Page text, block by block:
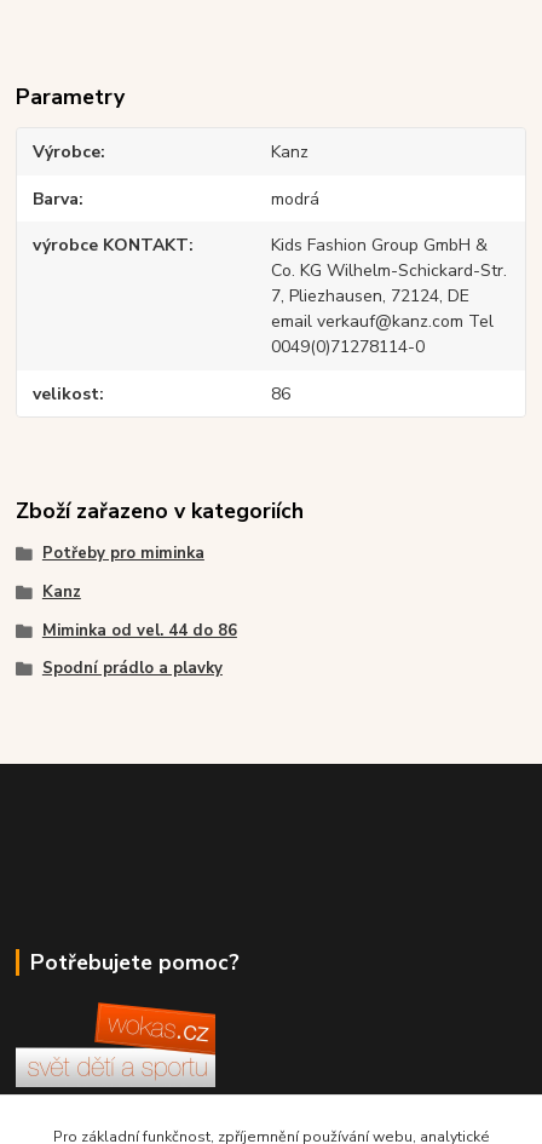
Parametry
Výrobce Kanz
Barva modrá
výrobce KONTAKT
Kids Fashion Group GmbH &
Co. KG Wilhelm-Schickard-Str.
7, Pliezhausen, 72124, DE
email verkauf@kanz.com Tel
0049(0)71278114-0
velikost 86
Zboží zařazeno v kategoriích
Potřeby pro miminka
Kanz
Miminka od vel. 44 do 86
Spodní prádlo a plavky
Potřebujete pomoc?
+420 380 830 198
Pro základní funkčnost, zpříjemnění používání webu, analytické